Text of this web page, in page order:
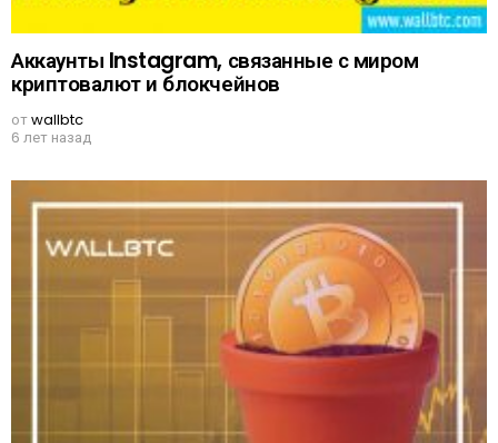
Аккаунты Instagram, связанные с миром
криптовалют и блокчейнов
отwallbtc
6 лет назад